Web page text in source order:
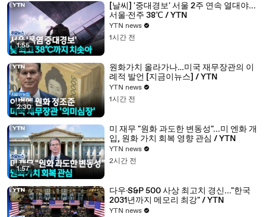
1:55
[날씨] '중대경보' 서울 2주 연속 열대야...
서울·전주 38℃ / YTN
YTN news
1시간 전
2:30
원화가치 올라가나…미국 재무장관의 이
례적 발언 [지금이뉴스] / YTN
YTN news
1시간 전
1:57
미 재무 "원화 과도한 변동성"...미 엔화 개
입, 원화 가치 회복 영향 관심 / YTN
YTN news
2시간 전
다우·S&P 500 사상 최고치 경신..."한국
2031년까지 메모리 최강" / YTN
YTN news